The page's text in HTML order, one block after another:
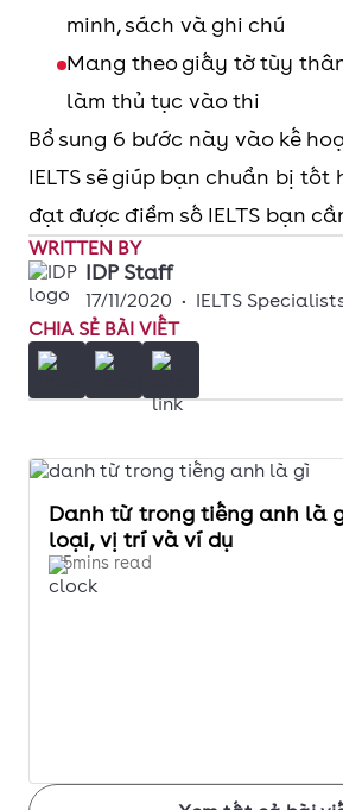
minh, sách và ghi chú
Mang theo giấy tờ tùy
làm thủ tục vào thi
Bổ sung 6 bước này vào kế
IELTS sẽ giúp bạn chuẩn bị tốt
đạt được điểm số IELTS bạn
WRITTEN BY
IDP Staff
17/11/2020 • IELTS
CHIA SẺ BÀI VIẾT
Danh từ trong tiếng anh là
loại, vị trí và ví dụ
5mins read